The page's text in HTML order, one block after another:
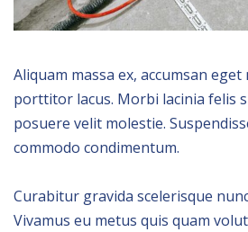
Aliquam massa ex, accumsan
porttitor lacus. Morbi lacinia felis
posuere velit molestie.
commodo condimentum.
Curabitur gravida scelerisque
Vivamus eu metus quis quam